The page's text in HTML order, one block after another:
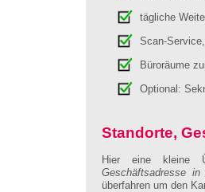
tägliche
Scan-
Büroräume
Optional:
Standorte,
Hier eine kleine
Geschäftsadresse in
überfahren um den